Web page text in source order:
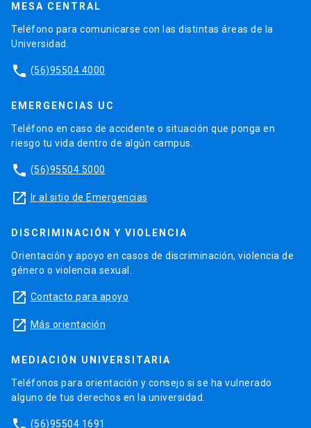
MESA CENTRAL
Teléfono para comunicarse con las distintas áreas de la
Universidad.
phone (56)95504 4000
EMERGENCIAS UC
Teléfono en caso de accidente o situación que ponga en
riesgo tu vida dentro de algún campus.
phone (56)95504 5000
launch Ir al sitio de Emergencias
DISCRIMINACIÓN Y VIOLENCIA
Orientación y apoyo en casos de discriminación, violencia de
género o violencia sexual.
launch Contacto para apoyo
launch Más orientación
MEDIACIÓN UNIVERSITARIA
Teléfonos para orientación y consejo si se ha vulnerado
alguno de tus derechos en la universidad.
(56)95504 1691